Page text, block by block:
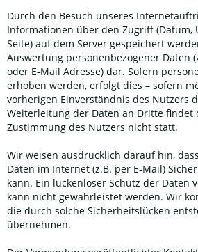
Durch den Besuch unseres
Informationen über den Zugriff (Datum,
Seite) auf dem Server gespeichert
Auswertung personenbezogener Daten
oder E-Mail Adresse) dar. Sofern
erhoben werden, erfolgt dies – sofern
vorherigen Einverständnis des Nutzers
Weiterleitung der Daten an Dritte findet
Zustimmung des Nutzers nicht statt.
Wir weisen ausdrücklich darauf hin,
Daten im Internet (z.B. per E-Mail)
kann. Ein lückenloser Schutz der Daten
kann nicht gewährleistet werden. Wir
die durch solche Sicherheitslücken
übernehmen.